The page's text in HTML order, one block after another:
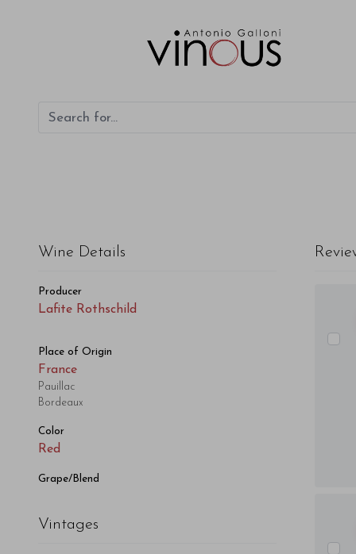
Wine Details
Producer
Lafite Rothschild
Place of Origin
France
Pauillac
Bordeaux
Color
Red
Grape/Blend
Vintages